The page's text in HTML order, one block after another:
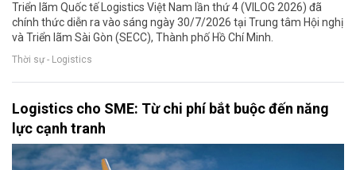
Triển lãm Quốc tế Logistics Việt Nam lần thứ 4 (VILOG 2026) đã
chính thức diễn ra vào sáng ngày 30/7/2026 tại Trung tâm Hội nghị
và Triển lãm Sài Gòn (SECC), Thành phố Hồ Chí Minh.
Thời sự - Logistics
Logistics cho SME: Từ chi phí bắt buộc đến năng
lực cạnh tranh